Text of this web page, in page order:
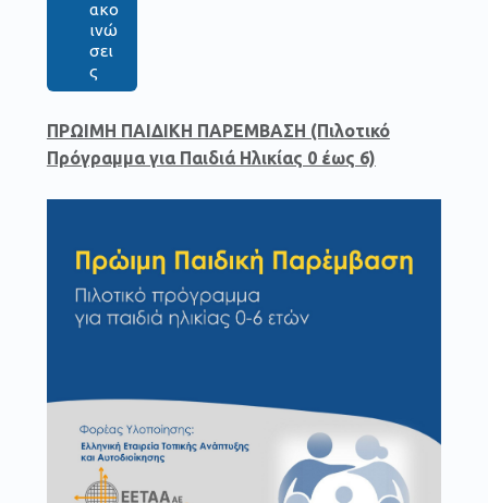
ακο
ινώ
σει
ς
ΠΡΩΙΜΗ ΠΑΙΔΙΚΗ ΠΑΡΕΜΒΑΣΗ (Πιλοτικό
Πρόγραμμα για Παιδιά Ηλικίας 0 έως 6)